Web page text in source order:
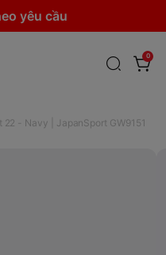
yêu cầu
0
- Navy | JapanSport GW9151